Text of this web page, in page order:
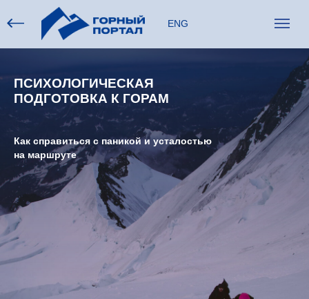
ENG
ПСИХОЛОГИЧЕСКАЯ
ПОДГОТОВКА К ГОРАМ
Как справиться с паникой и усталостью
на маршруте